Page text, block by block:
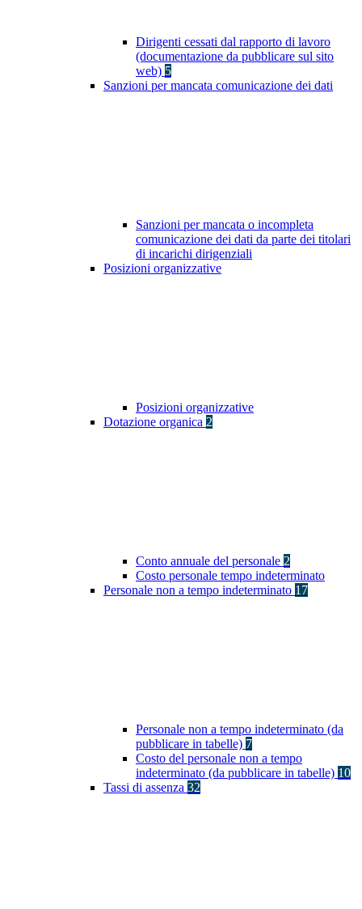
Dirigenti cessati dal rapporto di lavoro
(documentazione da pubblicare sul sito
web) 5
Sanzioni per mancata comunicazione dei dati
Sanzioni per mancata o incompleta
comunicazione dei dati da parte dei titolari
di incarichi dirigenziali
Posizioni organizzative
Posizioni organizzative
Dotazione organica 2
Conto annuale del personale 2
Costo personale tempo indeterminato
Personale non a tempo indeterminato 17
Personale non a tempo indeterminato (da
pubblicare in tabelle) 7
Costo del personale non a tempo
indeterminato (da pubblicare in tabelle) 10
Tassi di assenza 32